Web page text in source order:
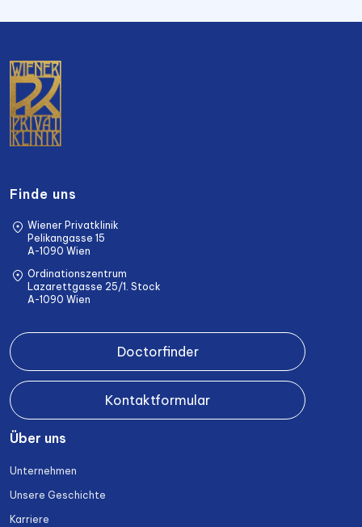
Finde uns
Wiener Privatklinik
Pelikangasse 15
A-1090 Wien
Ordinationszentrum
Lazarettgasse 25/1. Stock
A-1090 Wien
Doctorfinder
Kontaktformular
Über uns
Unternehmen
Unsere Geschichte
Karriere